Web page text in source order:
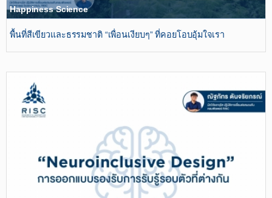
Happiness Science
พื้นที่สีเขียวและธรรมชาติ “เพื่อนเงียบๆ” ที่คอยโอบอุ้มใจเรา